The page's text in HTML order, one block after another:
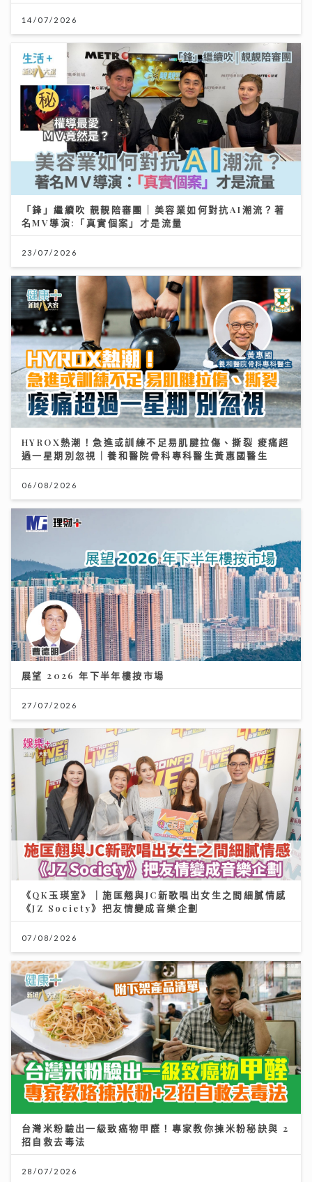
14/07/2026
「鋒」繼續吹 靚靚陪審團 | 美容業如何對抗AI潮流？著
名MV導演:「真實個案」才是流量
23/07/2026
HYROX熱潮！急進或訓練不足易肌腱拉傷、撕裂 痠痛超
過一星期別忽視｜養和醫院骨科專科醫生黃惠國醫生
06/08/2026
展望 2026 年下半年樓按市場
27/07/2026
《QK玉瑛室》｜施匡翹與JC新歌唱出女生之間細膩情感
《JZ Society》把友情變成音樂企劃
07/08/2026
台灣米粉驗出一級致癌物甲醛！專家教你揀米粉秘訣與 2
招自救去毒法
28/07/2026